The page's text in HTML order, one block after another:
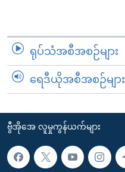
ရုပ်သံအစီအစဉ်များ
ရေဒီယိုအစီအစဉ်များ
ဗွီအိုအေ လူမှုကွန်ယက်များ